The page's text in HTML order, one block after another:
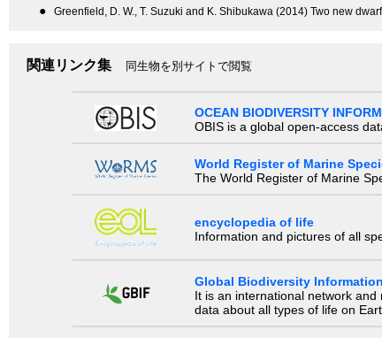
● Greenfield, D. W., T. Suzuki and K. Shibukawa (2014) Two new
関連リンク集 同生物を別サイトで閲覧
OCEAN BIODIVERSITY
OBIS is a global open-access
World Register of Marine
The World Register of Marine
encyclopedia of life
Information and pictures of all
Global Biodiversity
It is an international network
data about all types of life on